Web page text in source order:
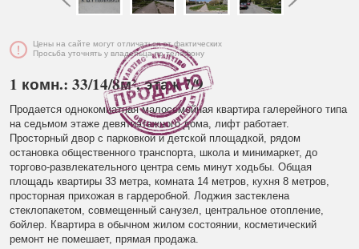
Цены на сайте могут отличаться от фактических
Просьба уточнять у владельца по телефону
1 комн.: 33/14/8м², этаж 7/9
Продается однокомнатная малосемейная квартира галерейного типа
на седьмом этаже девятиэтажного дома, лифт работает.
Просторный двор с парковкой и детской площадкой, рядом
остановка общественного транспорта, школа и минимаркет, до
торгово-развлекательного центра семь минут ходьбы. Общая
площадь квартиры 33 метра, комната 14 метров, кухня 8 метров,
просторная прихожая в гардеробной. Лоджия застеклена
стеклопакетом, совмещенный санузел, центральное отопление,
бойлер. Квартира в обычном жилом состоянии, косметический
ремонт не помешает, прямая продажа.